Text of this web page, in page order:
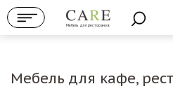
Мебель для ресторанов
Мебель для кафе,